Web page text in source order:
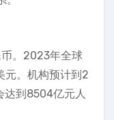
。2023年全球
元。机构预计到2
达到8504亿元人